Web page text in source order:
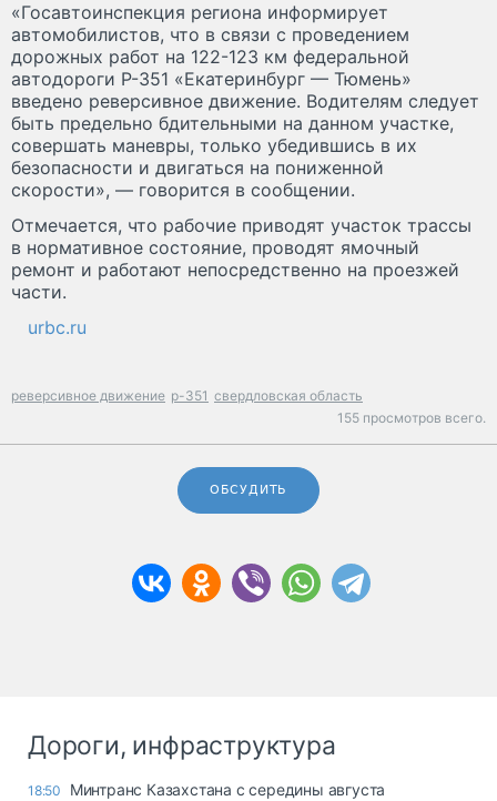
«Госавтоинспекция региона информирует
автомобилистов, что в связи с проведением
дорожных работ на 122-123 км федеральной
автодороги Р-351 «Екатеринбург — Тюмень»
введено реверсивное движение. Водителям следует
быть предельно бдительными на данном участке,
совершать маневры, только убедившись в их
безопасности и двигаться на пониженной
скорости», — говорится в сообщении.
Отмечается, что рабочие приводят участок трассы
в нормативное состояние, проводят ямочный
ремонт и работают непосредственно на проезжей
части.
urbc.ru
реверсивное движение р-351 свердловская область
155 просмотров всего.
ОБСУДИТЬ
Дороги, инфраструктура
18:50
Минтранс Казахстана с середины августа